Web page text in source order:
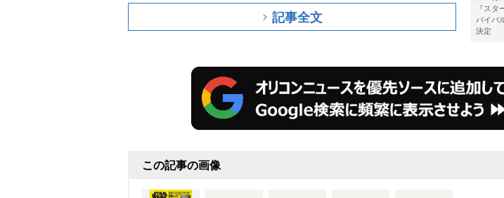
『スタ
バイバ
決定
記事全文
この記事の画像